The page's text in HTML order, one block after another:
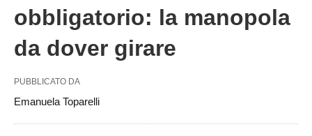
obbligatorio: la manopola
da dover girare
PUBBLICATO DA
Emanuela Toparelli